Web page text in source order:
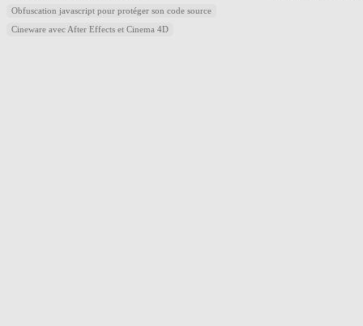
Obfuscation javascript pour protéger son code source
Cineware avec After Effects et Cinema 4D